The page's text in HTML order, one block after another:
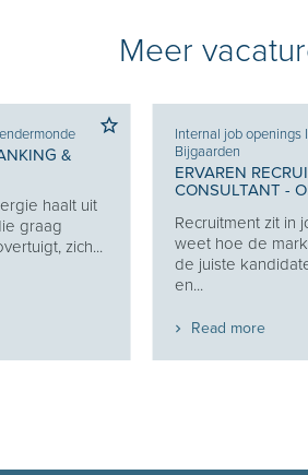
Meer
&
haalt uit
graag
zich...
Internal job openings I
Bijgaarden
ERVAREN
CONSULTANT -
Recruitment zit in
weet hoe de
de juiste
en...
Read more